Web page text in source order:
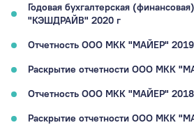
Годовая бухгалтерская
"КЭШДРАЙВ" 2020 г
Отчетность ООО МКК "МАЙЕР"
Раскрытие отчетности ООО МКК
Отчетность ООО МКК "МАЙЕР"
Раскрытие отчетности ООО МКК